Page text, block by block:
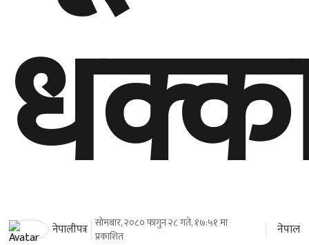
नेपालीपत्र सोमबार, २०८० फागुन २८ गते, १७:५१ मा
प्रकाशित
नेपाल